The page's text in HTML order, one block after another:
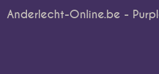
Anderlecht-Online.be -